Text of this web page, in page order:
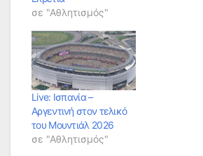
σε "Αθλητισμός"
Live: Ισπανία –
Αργεντινή στον τελικό
του Μουντιάλ 2026
σε "Αθλητισμός"